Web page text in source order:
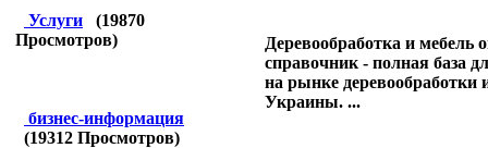
Услуги (19870
Просмотров)
бизнес-информация
(19312 Просмотров)
Деревообработка и мебель
справочник - полная база
на рынке деревообработки
Украины. ...